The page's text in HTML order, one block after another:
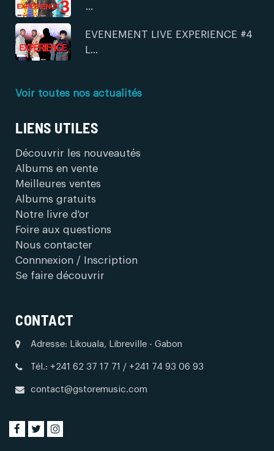
...
EVENEMENT LIVE EXPERIENCE #4
L...
Voir toutes nos actualités
LIENS UTILES
Découvrir les nouveautés
Albums en vente
Meilleures ventes
Albums gratuits
Notre livre d'or
Foire aux questions
Nous contacter
Connnexion / Inscription
Se faire découvrir
CONTACT
Adresse: Likouala, Libreville - Gabon
Tél.: +241 62 37 17 71 / +241 74 93 06 93
contact@gstoremusic.com